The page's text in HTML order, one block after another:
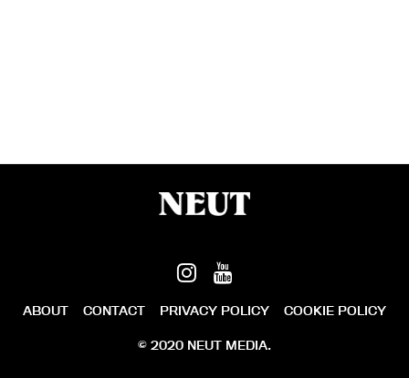
ABOUT CONTACT PRIVACY POLICY COOKIE POLICY
© 2020 NEUT MEDIA.